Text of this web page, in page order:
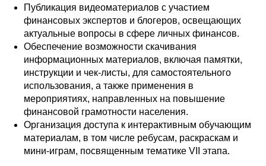
Публикация видеоматериалов с участием
финансовых экспертов и блогеров, освещающих
актуальные вопросы в сфере личных финансов.
Обеспечение возможности скачивания
информационных материалов, включая памятки,
инструкции и чек-листы, для самостоятельного
использования, а также применения в
мероприятиях, направленных на повышение
финансовой грамотности населения.
Организация доступа к интерактивным обучающим
материалам, в том числе ребусам, раскраскам и
мини-играм, посвященным тематике VII этапа.